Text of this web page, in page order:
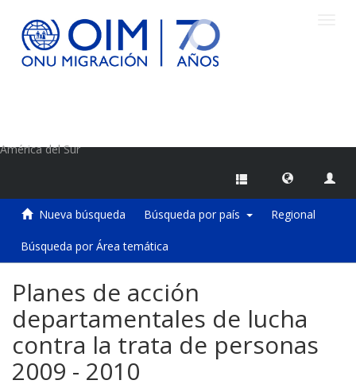
América del Sur
Nueva búsqueda Búsqueda por país Regional
Búsqueda por Área temática
Planes de acción
departamentales de lucha
contra la trata de personas
2009 - 2010